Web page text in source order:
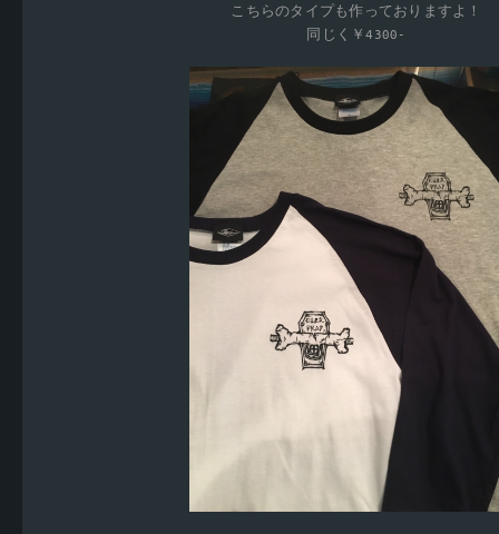
こちらのタイプも作っておりますよ！
同じく￥4300-